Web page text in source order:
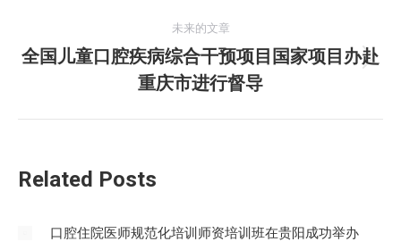
文
章：
未来的文章
未
来
的
全国儿童口腔疾病综合干预项目国家项目办赴
重庆市进行督导
Related Posts
口腔住院医师规范化培训师资培训班在贵阳成功举办